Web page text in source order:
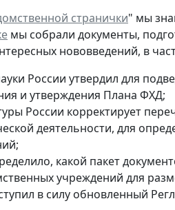
странички" мы
мы собрали документы,
нововведений, в
России утвердил для
и утверждения Плана ФХД;
России корректирует
деятельности, для
какой пакет
учреждений для
в силу обновленный